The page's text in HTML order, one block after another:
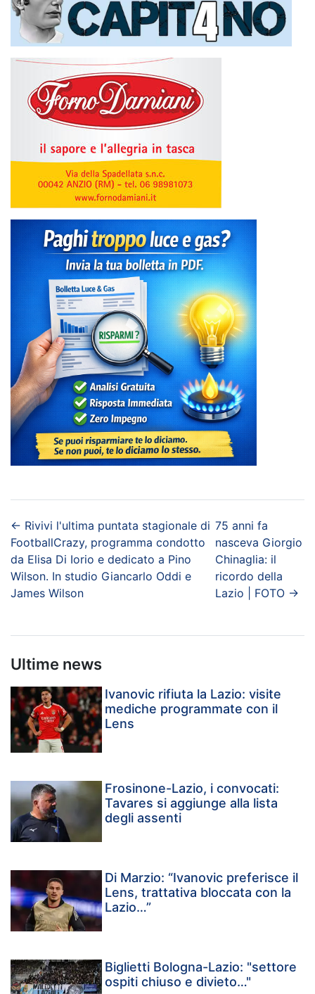
← Rivivi l'ultima puntata stagionale di
FootballCrazy, programma condotto
da Elisa Di Iorio e dedicato a Pino
Wilson. In studio Giancarlo Oddi e
James Wilson
75 anni fa
nasceva Giorgio
Chinaglia: il
ricordo della
Lazio | FOTO →
Ultime news
Ivanovic rifiuta la Lazio: visite
mediche programmate con il
Lens
Frosinone-Lazio, i convocati:
Tavares si aggiunge alla lista
degli assenti
Di Marzio: “Ivanovic preferisce il
Lens, trattativa bloccata con la
Lazio…”
Biglietti Bologna-Lazio: "settore
ospiti chiuso e divieto…"